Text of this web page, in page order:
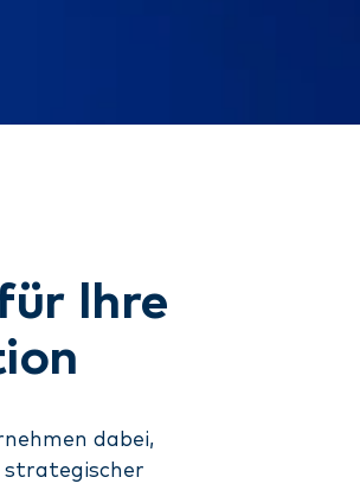
Ihre
dabei,
strategischer